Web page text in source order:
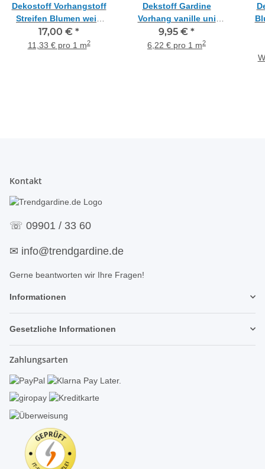
Dekostoff Vorhangstoff
Streifen Blumen weiß
beige taupe
teiltransparent,
17,00 € *
11,33 € pro 1 m2
Dekstoff Gardine
Vorhang vanille uni
einfarbig blickdicht,
Meterware
9,95 € *
6,22 € pro 1 m2
Kontakt
☏ 09901 / 33 60
✉ info@trendgardine.de
Gerne beantworten wir Ihre Fragen!
Informationen
Gesetzliche Informationen
Zahlungsarten